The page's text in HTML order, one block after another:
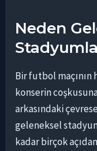
Neden
Bir futbol maçının
konserin
arkasındaki
geleneksel
kadar birçok